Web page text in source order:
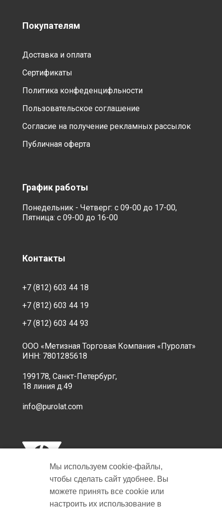
Покупателям
Доставка и оплата
Сертификаты
Политика конфеденцифльности
Пользовательское соглашение
Согласие на получение рекламных рассылок
Публичная оферта
График работы
Понедельник - Четверг: с 09-00 до 17-00,
Пятница: с 09-00 до 16-00
Контакты
+7 (812) 603 44 18
+7 (812) 603 44 19
+7 (812) 603 44 93
ООО «Метизная Торговая Компания «Пуролат»
ИНН: 7801285618
199178, Санкт-Петербург,
18 линия д.49
info@purolat.com
Мы используем cookie‑файлы,
чтобы сделать сайт удобнее. Вы
можете принять все cookie или
настроить их использование в